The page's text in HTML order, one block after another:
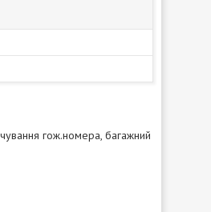
гож.номера, багажний